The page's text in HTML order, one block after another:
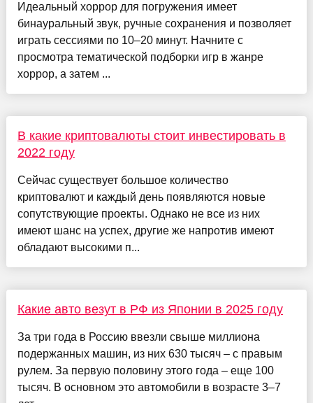
Идеальный хоррор для погружения имеет
бинауральный звук, ручные сохранения и позволяет
играть сессиями по 10–20 минут. Начните с
просмотра тематической подборки игр в жанре
хоррор, а затем ...
В какие криптовалюты стоит инвестировать в
2022 году
Сейчас существует большое количество
криптовалют и каждый день появляются новые
сопутствующие проекты. Однако не все из них
имеют шанс на успех, другие же напротив имеют
обладают высокими п...
Какие авто везут в РФ из Японии в 2025 году
За три года в Россию ввезли свыше миллиона
подержанных машин, из них 630 тысяч – с правым
рулем. За первую половину этого года – еще 100
тысяч. В основном это автомобили в возрасте 3–7